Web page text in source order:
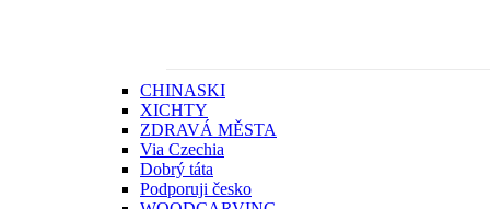
CHINASKI
XICHTY
ZDRAVÁ MĚSTA
Via Czechia
Dobrý táta
Podporuji česko